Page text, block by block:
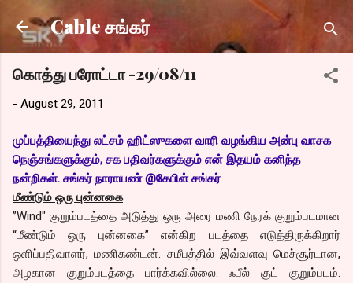
Skip to main content
Cable சங்கர்
கொத்து பரோட்டா -29/08/11
- August 29, 2011
முப்பத்தியைந்து லட்சம் ஹிட்ஸுகளை வாரி வழங்கிய அன்பு வாசக
நெஞ்சங்களுக்கும், சக பதிவர்களுக்கும் என் இதயம் கனிந்த
நன்றிகள். சங்கர் நாராயண் @கேபிள் சங்கர்
மீண்டும் ஒரு புன்னகை
”Wind" குறும்படத்தை அடுத்து ஒரு அரை மணி நேரக் குறும்படமான
“மீண்டும் ஒரு புன்னகை” என்கிற படத்தை எடுத்திருக்கிறார்
ஒளிப்பதிவாளர், மணிகண்டன். சமீபத்தில் இவ்வளவு மெச்சூர்டான,
அழகான குறும்படத்தை பார்க்கவில்லை. ஃபீல் குட் குறும்படம்.